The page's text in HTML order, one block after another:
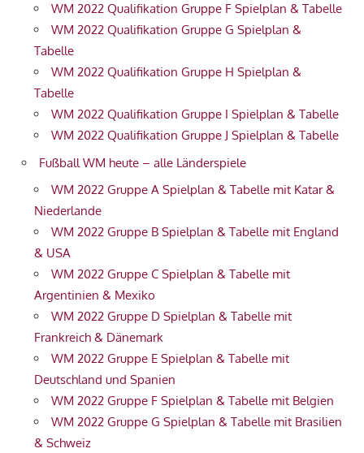
WM 2022 Qualifikation Gruppe F Spielplan & Tabelle
WM 2022 Qualifikation Gruppe G Spielplan &
Tabelle
WM 2022 Qualifikation Gruppe H Spielplan &
Tabelle
WM 2022 Qualifikation Gruppe I Spielplan & Tabelle
WM 2022 Qualifikation Gruppe J Spielplan & Tabelle
Fußball WM heute – alle Länderspiele
WM 2022 Gruppe A Spielplan & Tabelle mit Katar &
Niederlande
WM 2022 Gruppe B Spielplan & Tabelle mit England
& USA
WM 2022 Gruppe C Spielplan & Tabelle mit
Argentinien & Mexiko
WM 2022 Gruppe D Spielplan & Tabelle mit
Frankreich & Dänemark
WM 2022 Gruppe E Spielplan & Tabelle mit
Deutschland und Spanien
WM 2022 Gruppe F Spielplan & Tabelle mit Belgien
WM 2022 Gruppe G Spielplan & Tabelle mit Brasilien
& Schweiz